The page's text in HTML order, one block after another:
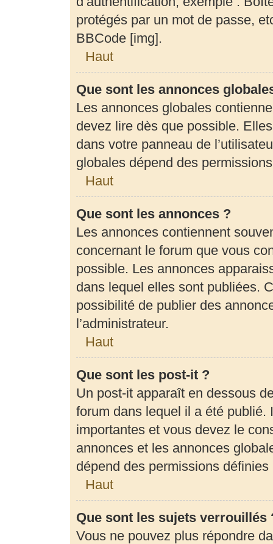
protégés par un mot de passe,
BBCode [img].
Haut
Que sont les annonces
Les annonces globales
devez lire dès que possible.
dans votre panneau de
globales dépend des
Haut
Que sont les annonces ?
Les annonces contiennent
concernant le forum que vous
possible. Les annonces
dans lequel elles sont publiées.
possibilité de publier des
l’administrateur.
Haut
Que sont les post-it ?
Un post-it apparaît en dessous
forum dans lequel il a été
importantes et vous devez le
annonces et les annonces
dépend des permissions définies
Haut
Que sont les sujets verrouillés
Vous ne pouvez plus répondre